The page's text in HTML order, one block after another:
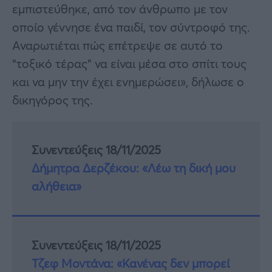
εμπιστεύθηκε, από τον άνθρωπο με τον
οποίο γέννησε ένα παιδί, τον σύντροφό της.
Αναρωτιέται πώς επέτρεψε σε αυτό το
“τοξικό τέρας” να είναι μέσα στο σπίτι τους
και να μην την έχει ενημερώσει», δήλωσε ο
δικηγόρος της.
Συνεντεύξεις 18/11/2025
Δήμητρα Δερζέκου: «Λέω τη δική μου
αλήθεια»
Συνεντεύξεις 18/11/2025
Τζεφ Μοντάνα: «Κανένας δεν μπορεί